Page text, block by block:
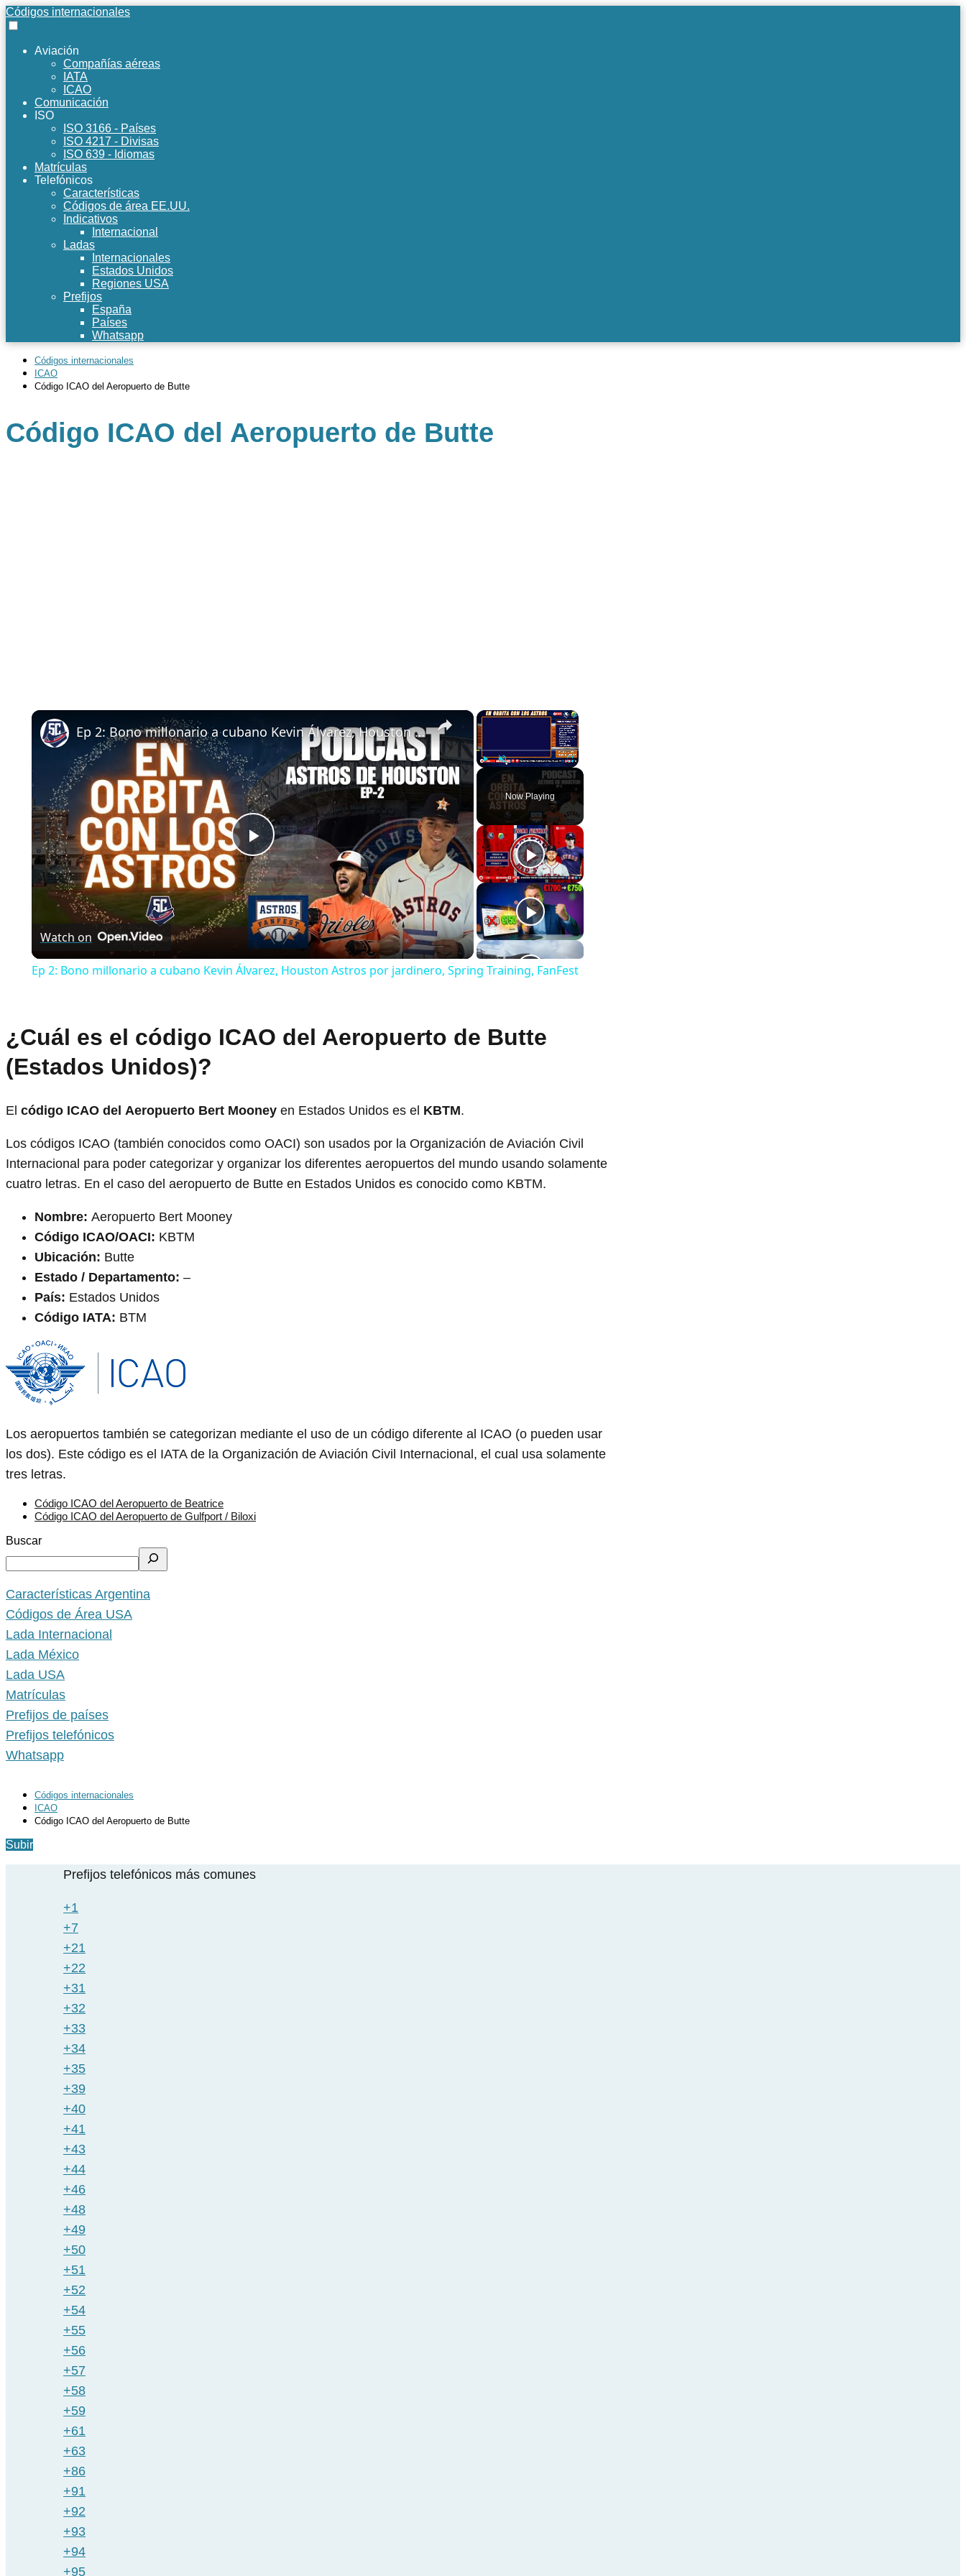
Códigos internacionales
Aviación
Compañías aéreas
IATA
ICAO
Comunicación
ISO
ISO 3166 - Países
ISO 4217 - Divisas
ISO 639 - Idiomas
Matrículas
Telefónicos
Características
Códigos de área EE.UU.
Indicativos
Internacional
Ladas
Internacionales
Estados Unidos
Regiones USA
Prefijos
España
Países
Whatsapp
Códigos internacionales
ICAO
Código ICAO del Aeropuerto de Butte
Código ICAO del Aeropuerto de Butte
×
Unmute Fullscreen
Now Playing
×
Play
Video
Ep 2: Bono millonario a cubano Kevin Álvarez, Houston Astros por jardinero, Spring Training, FanFest
Watch on
Ep 2: Bono millonario a cubano Kevin Álvarez, Houston Astros por jardinero, Spring Training, FanFest
¿Cuál es el código ICAO del Aeropuerto de Butte
(Estados Unidos)?
El código ICAO del Aeropuerto Bert Mooney en Estados Unidos es el KBTM.
Los códigos ICAO (también conocidos como OACI) son usados por la Organización de Aviación Civil
Internacional para poder categorizar y organizar los diferentes aeropuertos del mundo usando solamente
cuatro letras. En el caso del aeropuerto de Butte en Estados Unidos es conocido como KBTM.
Nombre: Aeropuerto Bert Mooney
Código ICAO/OACI: KBTM
Ubicación: Butte
Estado / Departamento: –
País: Estados Unidos
Código IATA: BTM
Los aeropuertos también se categorizan mediante el uso de un código diferente al ICAO (o pueden usar
los dos). Este código es el IATA de la Organización de Aviación Civil Internacional, el cual usa solamente
tres letras.
Código ICAO del Aeropuerto de Beatrice
Código ICAO del Aeropuerto de Gulfport / Biloxi
Buscar
Características Argentina
Códigos de Área USA
Lada Internacional
Lada México
Lada USA
Matrículas
Prefijos de países
Prefijos telefónicos
Whatsapp
Códigos internacionales
ICAO
Código ICAO del Aeropuerto de Butte
Subir
Prefijos telefónicos más comunes
+1
+7
+21
+22
+31
+32
+33
+34
+35
+39
+40
+41
+43
+44
+46
+48
+49
+50
+51
+52
+54
+55
+56
+57
+58
+59
+61
+63
+86
+91
+92
+93
+94
+95